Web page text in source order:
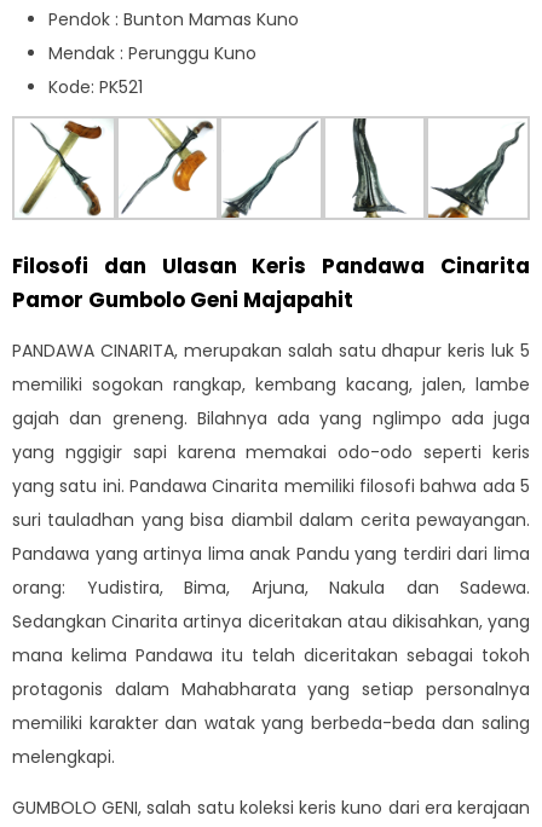
Pendok : Bunton Mamas Kuno
Mendak : Perunggu Kuno
Kode: PK521
Filosofi dan Ulasan Keris Pandawa Cinarita
Pamor Gumbolo Geni Majapahit
PANDAWA CINARITA, merupakan salah satu dhapur keris luk 5
memiliki sogokan rangkap, kembang kacang, jalen, lambe
gajah dan greneng. Bilahnya ada yang nglimpo ada juga
yang nggigir sapi karena memakai odo-odo seperti keris
yang satu ini. Pandawa Cinarita memiliki filosofi bahwa ada 5
suri tauladhan yang bisa diambil dalam cerita pewayangan.
Pandawa yang artinya lima anak Pandu yang terdiri dari lima
orang: Yudistira, Bima, Arjuna, Nakula dan Sadewa.
Sedangkan Cinarita artinya diceritakan atau dikisahkan, yang
mana kelima Pandawa itu telah diceritakan sebagai tokoh
protagonis dalam Mahabharata yang setiap personalnya
memiliki karakter dan watak yang berbeda-beda dan saling
melengkapi.
GUMBOLO GENI, salah satu koleksi keris kuno dari era kerajaan